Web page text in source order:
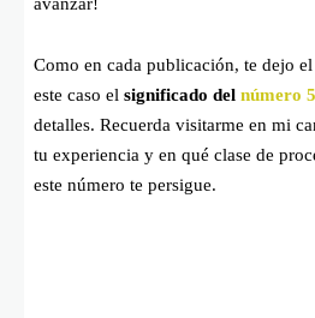
Como en cada publicación, te dejo
este caso el significado del número
detalles. Recuerda visitarme en mi
tu experiencia y en qué clase de
este número te persigue.